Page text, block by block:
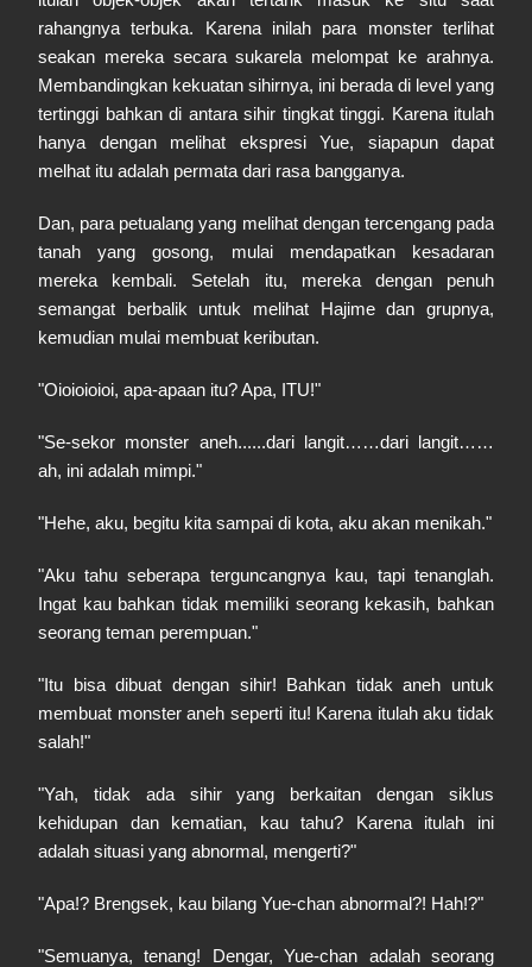
rahangnya terbuka. Karena inilah para monster terlihat
seakan mereka secara sukarela melompat ke arahnya.
Membandingkan kekuatan sihirnya, ini berada di level yang
tertinggi bahkan di antara sihir tingkat tinggi. Karena itulah
hanya dengan melihat ekspresi Yue, siapapun dapat
melhat itu adalah permata dari rasa bangganya.
Dan, para petualang yang melihat dengan tercengang pada
tanah yang gosong, mulai mendapatkan kesadaran
mereka kembali. Setelah itu, mereka dengan penuh
semangat berbalik untuk melihat Hajime dan grupnya,
kemudian mulai membuat keributan.
"Oioioioioi, apa-apaan itu? Apa, ITU!"
"Se-sekor monster aneh......dari langit……dari langit……
ah, ini adalah mimpi."
"Hehe, aku, begitu kita sampai di kota, aku akan menikah."
"Aku tahu seberapa terguncangnya kau, tapi tenanglah.
Ingat kau bahkan tidak memiliki seorang kekasih, bahkan
seorang teman perempuan."
"Itu bisa dibuat dengan sihir! Bahkan tidak aneh untuk
membuat monster aneh seperti itu! Karena itulah aku tidak
salah!"
"Yah, tidak ada sihir yang berkaitan dengan siklus
kehidupan dan kematian, kau tahu? Karena itulah ini
adalah situasi yang abnormal, mengerti?"
"Apa!? Brengsek, kau bilang Yue-chan abnormal?! Hah!?"
"Semuanya, tenang! Dengar, Yue-chan adalah seorang